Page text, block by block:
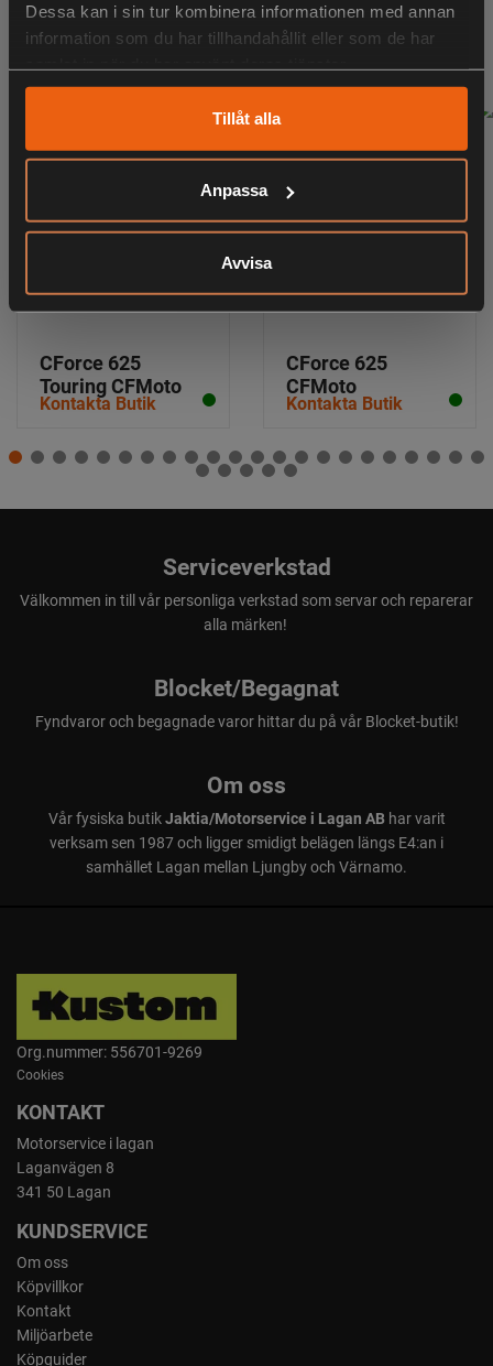
Dessa kan i sin tur kombinera informationen med annan
information som du har tillhandahållit eller som de har
Tillåt alla
Anpassa
Avvisa
RELATERADE PRODUKTER
CForce 625
Touring CFMoto
Kontakta Butik
CForce 625
CFMoto
Kontakta Butik
Serviceverkstad
Välkommen in till vår personliga verkstad som servar och reparerar
alla märken!
Blocket/Begagnat
Fyndvaror och begagnade varor hittar du på vår Blocket-butik!
Om oss
Vår fysiska butikJaktia/Motorservice i Lagan ABhar varit
verksam sen 1987 och ligger smidigt belägen längs E4:an i
samhället Lagan mellan Ljungby och Värnamo.
Org.nummer: 556701-9269
Cookies
KONTAKT
Motorservice i lagan
Laganvägen 8
341 50 Lagan
KUNDSERVICE
Om oss
Köpvillkor
Kontakt
Miljöarbete
Köpguider